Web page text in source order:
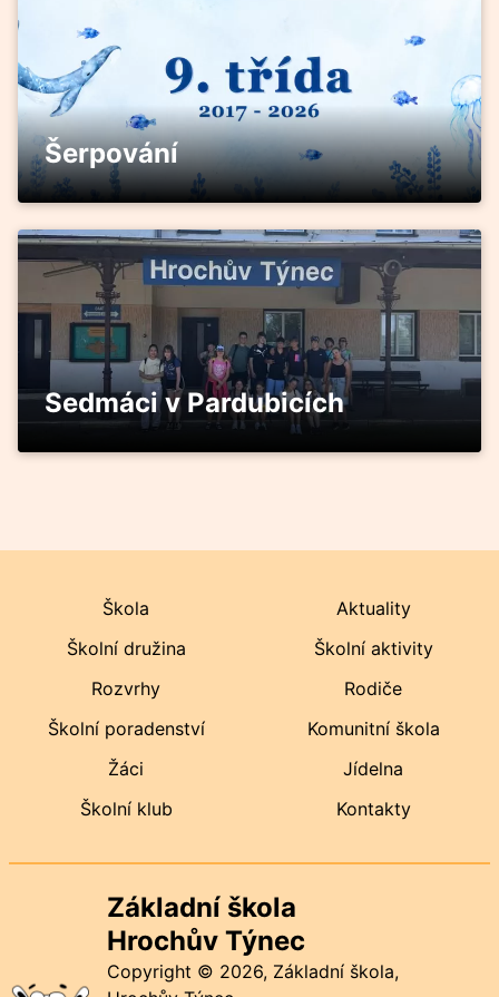
Šerpování
Sedmáci v Pardubicích
Základní škola
Hrochův Týnec
Copyright © 2026, Základní škola,
Škola
Aktuality
Školní družina
Školní aktivity
Rozvrhy
Rodiče
Školní poradenství
Komunitní škola
Žáci
Jídelna
Školní klub
Kontakty